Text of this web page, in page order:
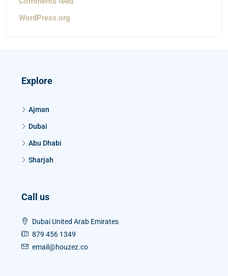
WordPress.org
Explore
Ajman
Dubai
Abu Dhabi
Sharjah
Call us
Dubai United Arab Emirates
879 456 1349
email@houzez.co